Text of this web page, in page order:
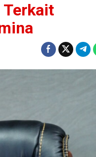
Terkait